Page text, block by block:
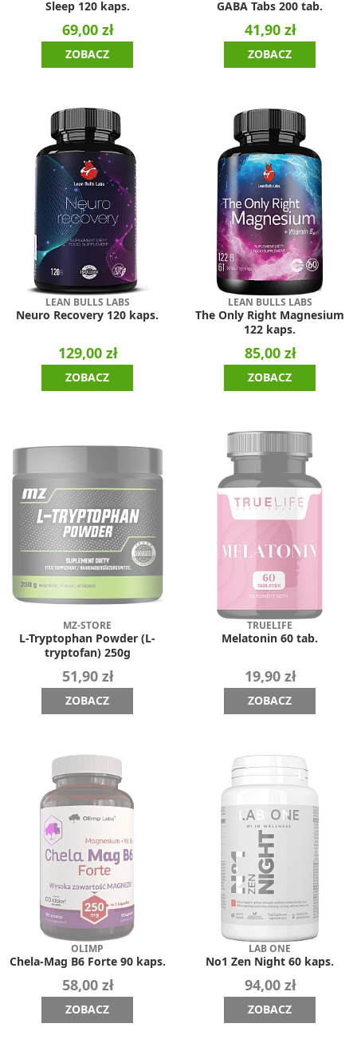
Sleep 120 kaps.
69,00 zł
ZOBACZ
GABA Tabs 200 tab.
41,90 zł
ZOBACZ
LEAN BULLS LABS
Neuro Recovery 120 kaps.
129,00 zł
ZOBACZ
LEAN BULLS LABS
The Only Right Magnesium
122 kaps.
85,00 zł
ZOBACZ
MZ-STORE
L-Tryptophan Powder (L-
tryptofan) 250g
51,90 zł
ZOBACZ
TRUELIFE
Melatonin 60 tab.
19,90 zł
ZOBACZ
OLIMP
Chela-Mag B6 Forte 90 kaps.
58,00 zł
ZOBACZ
LAB ONE
No1 Zen Night 60 kaps.
94,00 zł
ZOBACZ